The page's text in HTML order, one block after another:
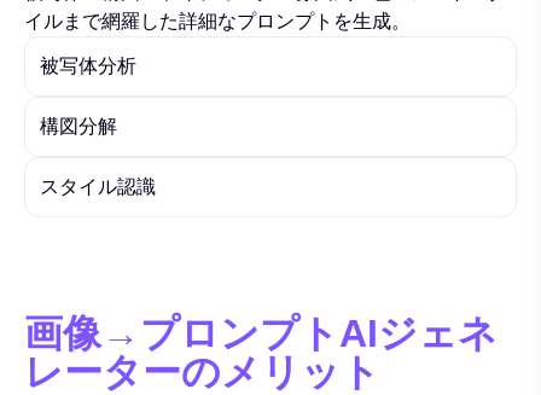
イルまで網羅した詳細なプロンプトを生成。
被写体分析
構図分解
スタイル認識
画像→プロンプトAIジェネ
レーターのメリット